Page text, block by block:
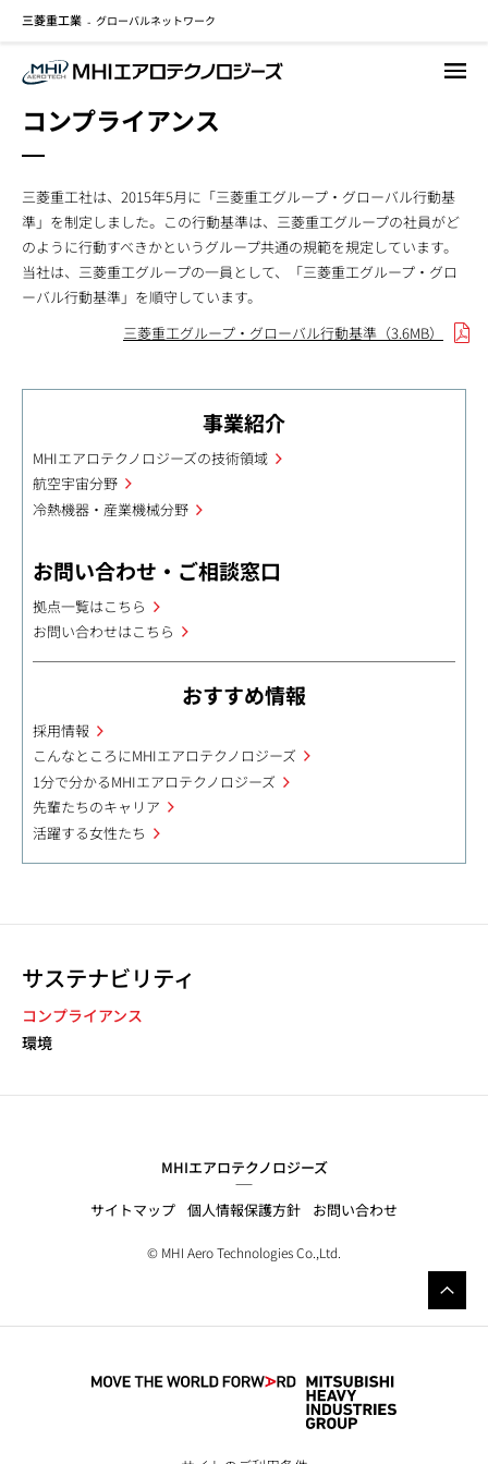
三菱重工業 - グローバルネットワーク
コンプライアンス
三菱重工社は、2015年5月に「三菱重工グループ・グローバル行動基
準」を制定しました。この行動基準は、三菱重工グループの社員がど
のように行動すべきかというグループ共通の規範を規定しています。
当社は、三菱重工グループの一員として、「三菱重工グループ・グロ
ーバル行動基準」を順守しています。
三菱重工グループ・グローバル行動基準（3.6MB）
事業紹介
MHIエアロテクノロジーズの技術領域
航空宇宙分野
冷熱機器・産業機械分野
お問い合わせ・ご相談窓口
拠点一覧はこちら
お問い合わせはこちら
おすすめ情報
採用情報
こんなところにMHIエアロテクノロジーズ
1分で分かるMHIエアロテクノロジーズ
先輩たちのキャリア
活躍する女性たち
サステナビリティ
コンプライアンス
環境
MHIエアロテクノロジーズ
サイトマップ 個人情報保護方針 お問い合わせ
© MHI Aero Technologies Co.,Ltd.